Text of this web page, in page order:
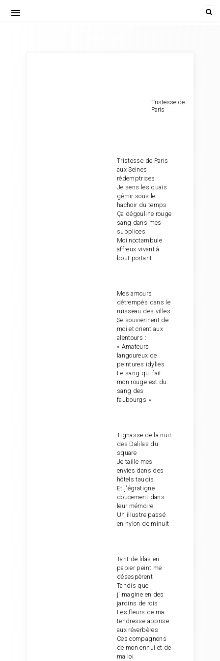
menu
Tristesse de
Paris
Tristesse de Paris
aux Seines
rédemptrices
Je sens les quais
gémir sous le
hachoir du temps
Ça dégouline rouge
sang dans mes
supplices
Moi noctambule
affreux vivant à
bout portant
Mes amours
détrempés dans le
ruisseau des villes
Se souviennent de
moi et crient aux
alentours :
« Amateurs
langoureux de
peintures idylles
Le sang qui fait
mon rouge est du
sang des
faubourgs »
Tignasse de la nuit
des Dalilas du
square
Je taille mes
envies dans des
hôtels taudis
Et j'égratigne
doucement dans
leur mémoire
Un illustre passé
en nylon de minuit
Tant de lilas en
papier peint me
désespèrent
Tandis que
j'imagine en des
jardins de rois
Les fleurs de ma
tendresse apprise
aux réverbères
Ces compagnons
de mon ennui et de
ma loi